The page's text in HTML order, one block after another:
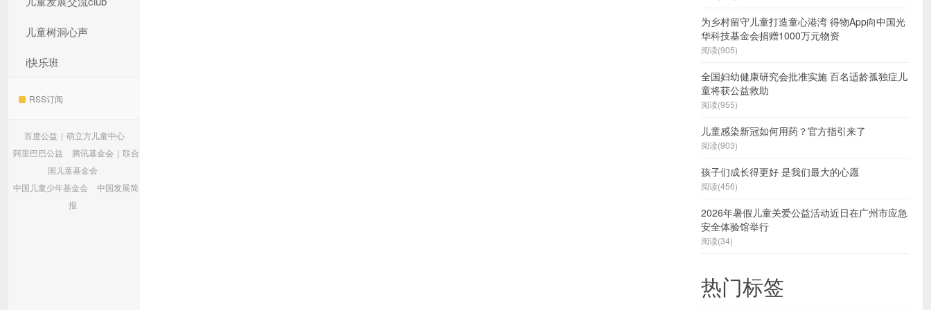
儿童树洞心声
i快乐班
RSS订阅
百度公益 | 萌立方儿童中心
阿里巴巴公益
腾讯基金会 | 联合
国儿童基金会
中国儿童少年基金会
中国发展简
报
为乡村留守儿童打造童心港湾 得物App向中国光
华科技基金会捐赠1000万元物资
阅读(905)
全国妇幼健康研究会批准实施 百名适龄孤独症儿
童将获公益救助
阅读(955)
儿童感染新冠如何用药？官方指引来了
阅读(903)
孩子们成长得更好 是我们最大的心愿
阅读(456)
2026年暑假儿童关爱公益活动近日在广州市应急
安全体验馆举行
阅读(34)
热门标签